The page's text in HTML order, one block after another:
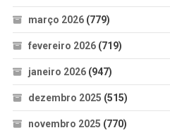
março 2026(779)
fevereiro 2026(719)
janeiro 2026(947)
dezembro 2025 (515)
novembro 2025 (770)